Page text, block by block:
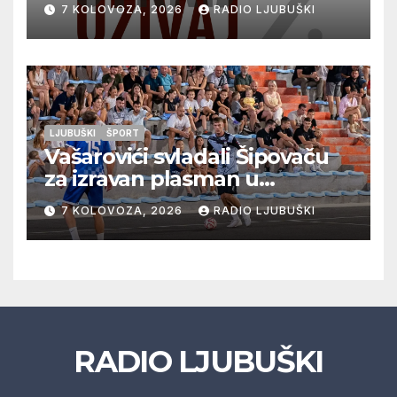
glazbu
7 KOLOVOZA, 2026 RADIO LJUBUŠKI
LJUBUŠKI ŠPORT
Vašarovići svladali Šipovaču
za izravan plasman u
četvrtfinale, Grab izborio
prolazak dalje, Klobuk ispao,
večeras počinje četvrtfinale
7 KOLOVOZA, 2026 RADIO LJUBUŠKI
RADIO LJUBUŠKI